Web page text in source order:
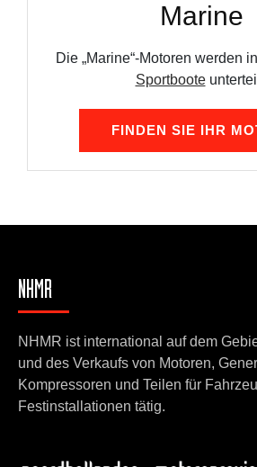
Marine
Die „Marine“-Motoren werden in
Sportboote
FINDEN SIE IHR
NHMR
NHMR ist international auf dem
und des Verkaufs von Motoren,
Kompressoren und Teilen für
Festinstallationen tätig.